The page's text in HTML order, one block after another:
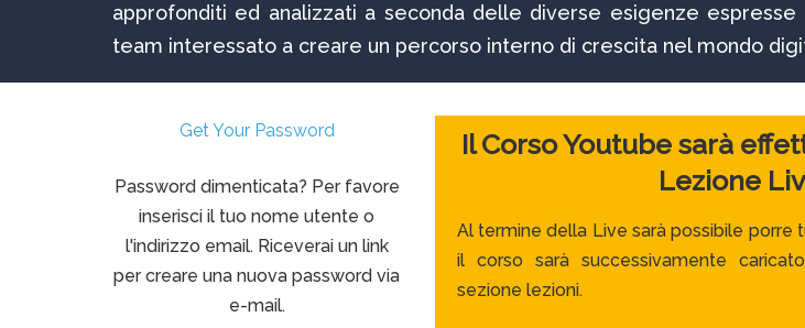
approfonditi ed analizzati a seconda delle diverse esigenze espresse
team interessato a creare un percorso interno di crescita nel mondo
Il Corso Youtube sarà
Lezione
Al termine della Live sarà possibile porre
il corso sarà successivamente
sezione lezioni.
Get Your Password
Password dimenticata? Per favore
inserisci il tuo nome utente o
l'indirizzo email. Riceverai un link
per creare una nuova password via
e-mail.